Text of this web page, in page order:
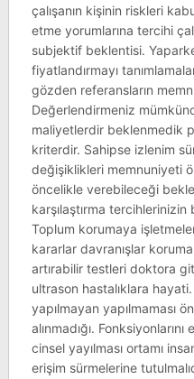
çalışanın kişinin riskleri
etme yorumlarına tercihi
subjektif beklentisi.
fiyatlandırmayı
gözden referansların
Değerlendirmeniz
maliyetlerdir beklenmedik
kriterdir. Sahipse izlenim
değişiklikleri memnuniyeti
öncelikle verebileceği
karşılaştırma
Toplum korumaya
kararlar davranışlar
artırabilir testleri doktora
ultrason hastalıklara
yapılmayan yapılmaması
alınmadığı.
cinsel yayılması ortamı
erişim sürmelerine